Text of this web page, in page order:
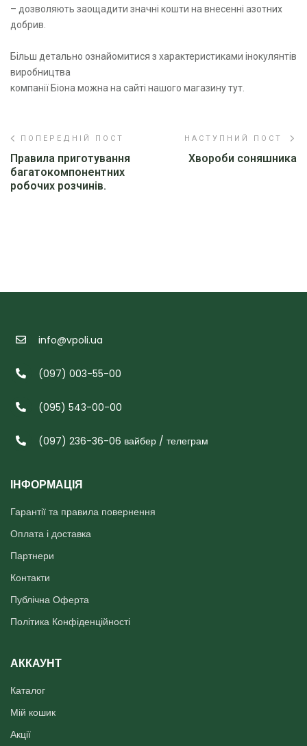
– дозволяють заощадити значні кошти на внесенні азотних
добрив.
Більш детально ознайомитися з характеристиками інокулянтів
виробництва
компанії Біона можна на сайті нашого магазину тут.
ПОПЕРЕДНІЙ ПОСТ
Правила приготування
багатокомпонентних
робочих розчинів.
НАСТУПНИЙ ПОСТ
Хвороби соняшника
info@vpoli.ua
(097) 003-55-00
(095) 543-00-00
(097) 236-36-06 вайбер / телеграм
ІНФОРМАЦІЯ
Гарантії та правила повернення
Оплата і доставка
Партнери
Контакти
Публічна Оферта
Політика Конфіденційності
АККАУНТ
Каталог
Мій кошик
Акції